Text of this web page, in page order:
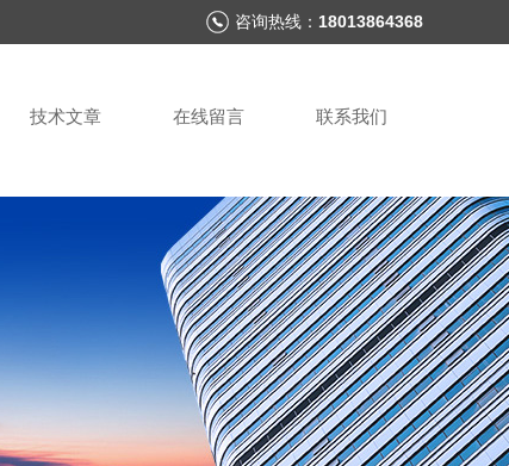
咨询热线： 18013864368
技术文章 在线留言 联系我们